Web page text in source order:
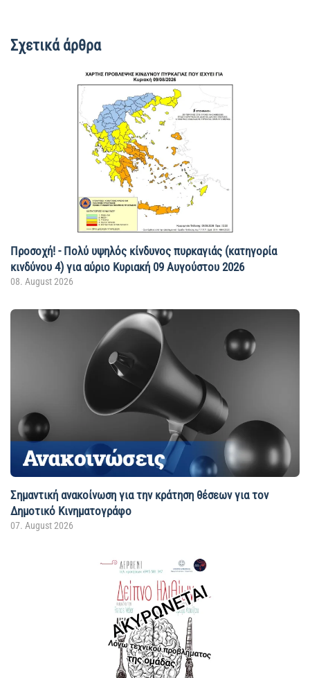
Σχετικά άρθρα
Προσοχή! - Πολύ υψηλός κίνδυνος πυρκαγιάς (κατηγορία
κινδύνου 4) για αύριο Κυριακή 09 Αυγούστου 2026
08. August 2026
Σημαντική ανακοίνωση για την κράτηση θέσεων για τον
Δημοτικό Κινηματογράφο
07. August 2026